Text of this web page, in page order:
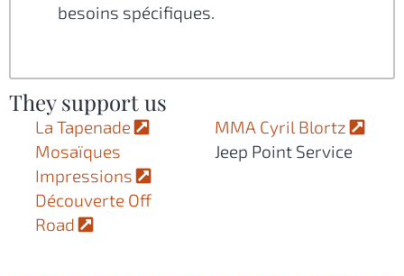
besoins spécifiques.
They support us
La Tapenade
MMA Cyril Blortz
Mosaïques
Impressions
Jeep Point Service
Découverte Off
Road